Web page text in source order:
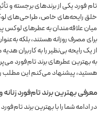
تام فورد یکی از برندهای برجسته و
خلق رایحه‌های خاص، طراحی‌های
میان علاقه‌مندان به عطرهای لوکس
برای مصرف روزانه هستند، بلکه
از یک رایحه بی‌نظیر را به کاربران
به بهترین عطرهای برند تام‌فورد
هستید، پیشنهاد می‌کنم این مطلب
معرفی بهترین برند تام‌فورد زنانه
در ادامه شما را با بهترین برند